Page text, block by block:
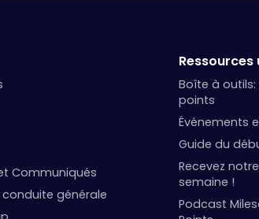
Communiqués
générale
Ressources
Boîte à
points
Événements
Guide du
Recevez
semaine !
Podcast